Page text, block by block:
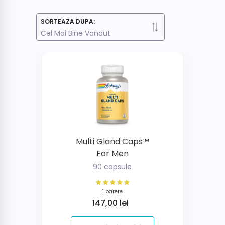
SORTEAZA DUPA:
Cel Mai Bine Vandut
Multi Gland Caps™
For Men
90 capsule
1 parere
Pret
147,00 lei